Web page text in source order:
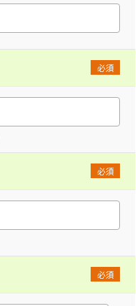
必須
必須
必須